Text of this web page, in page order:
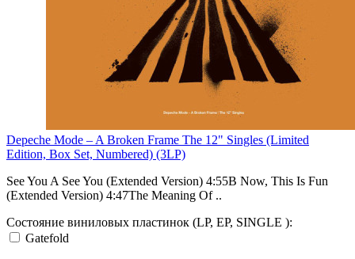
Depeche Mode – A Broken Frame The 12" Singles (Limited
Edition, Box Set, Numbered) (3LP)
See You A See You (Extended Version) 4:55B Now, This Is Fun
(Extended Version) 4:47The Meaning Of ..
Состояние виниловых пластинок (LP, EP, SINGLE ):
Gatefold